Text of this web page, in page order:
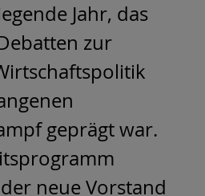
Jahr, das
zur
geprägt war.
neue Vorstand